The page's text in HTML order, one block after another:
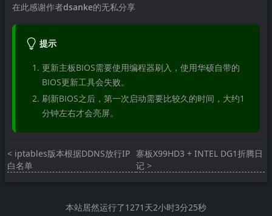
在此感谢作者dsanke的无私分享
提示
更新主板BIOS需要使用编程器刷入，使用华硕自带的
BIOS更新工具会失败。
刷新BIOS之后，第一次启动需要比较久的时间，大约1
分钟左右才会亮屏。
< iptables版本根据DDNS放行IP
白名单
寨板X99HD3 + INTEL DG1折腾日
记 >
本站居然运行了1271天2小时3分25秒